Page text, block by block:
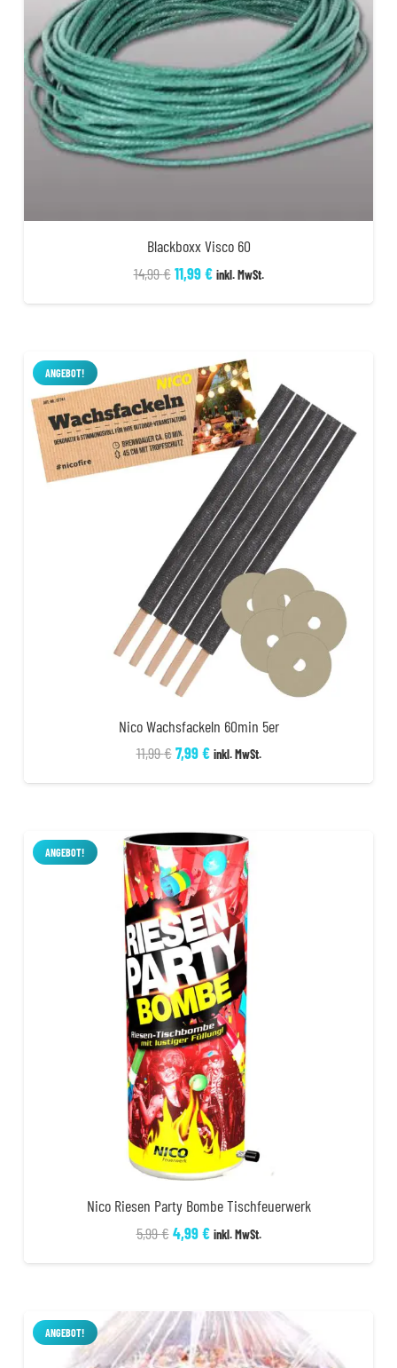
Blackboxx Visco 60
14,99€ Ursprünglicher
11,99€Aktueller
inkl. MwSt.
ANGEBOT!
Nico Wachsfackeln 60min 5er
11,99€ Ursprünglicher
7,99€Aktueller
inkl. MwSt.
ANGEBOT!
Nico Riesen Party Bombe Tischfeuerwerk
5,99€ Ursprünglicher
5,99 €
4,99€Aktueller
4,99 €.
inkl. MwSt.
ANGEBOT!